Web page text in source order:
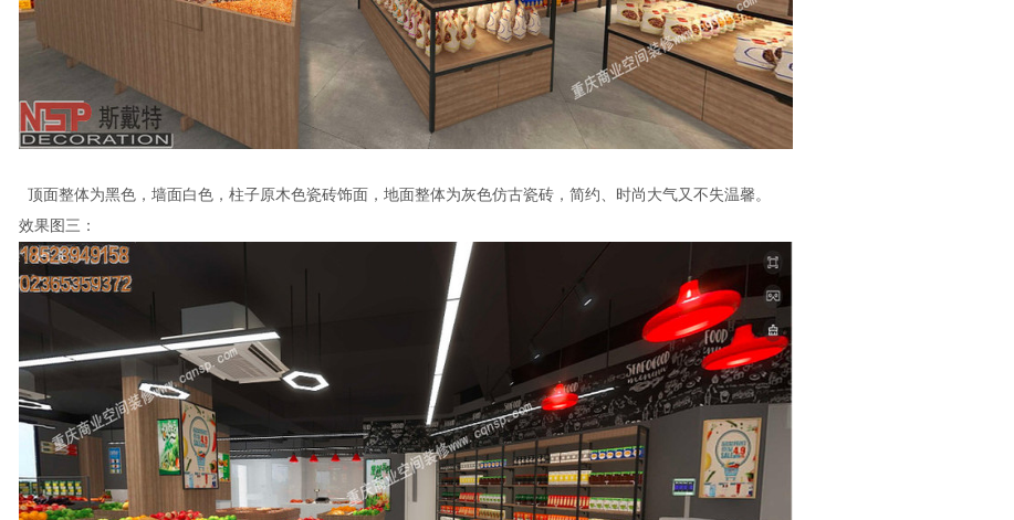
顶面整体为黑色，墙面白色，柱子原木色瓷砖饰面，地面整体为灰色仿古瓷砖，简约、时尚大气又不失温馨。
效果图三：